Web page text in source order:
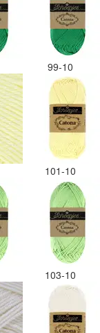
99-10
101-10
103-10